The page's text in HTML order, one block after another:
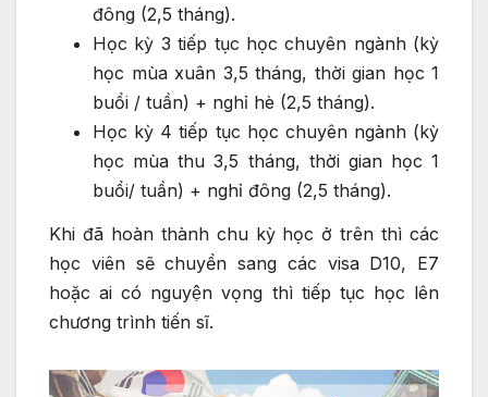
đông (2,5 tháng).
Học kỳ 3 tiếp tục học chuyên ngành (kỳ
học mùa xuân 3,5 tháng, thời gian học 1
buổi / tuần) + nghỉ hè (2,5 tháng).
Học kỳ 4 tiếp tục học chuyên ngành (kỳ
học mùa thu 3,5 tháng, thời gian học 1
buổi/ tuần) + nghỉ đông (2,5 tháng).
Khi đã hoàn thành chu kỳ học ở trên thì các
học viên sẽ chuyển sang các visa D10, E7
hoặc ai có nguyện vọng thì tiếp tục học lên
chương trình tiến sĩ.